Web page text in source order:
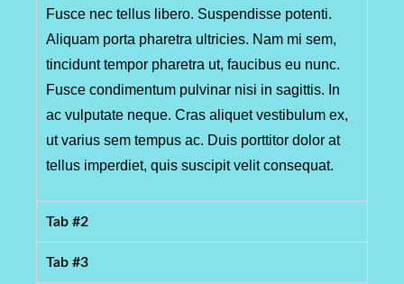
Fusce nec tellus libero. Suspendisse potenti.
Aliquam porta pharetra ultricies. Nam mi sem,
tincidunt tempor pharetra ut, faucibus eu nunc.
Fusce condimentum pulvinar nisi in sagittis. In
ac vulputate neque. Cras aliquet vestibulum ex,
ut varius sem tempus ac. Duis porttitor dolor at
tellus imperdiet, quis suscipit velit consequat.
Tab #2
Tab #3
AKTUALNOŚCI